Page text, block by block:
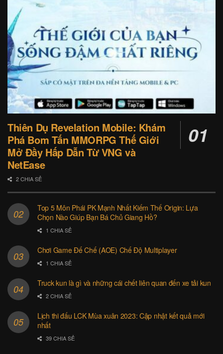
Thiên Dụ Revelation Mobile: Khám
Phá Bom Tấn MMORPG Thế Giới
Mở Đầy Hấp Dẫn Từ VNG và
NetEase
2 CHIA SẺ
Top 5 Môn Phái PK Mạnh Nhất Kiếm Thế Origin: Lựa
Chọn Nào Giúp Bạn Bá Chủ Giang Hồ?
1 CHIA SẺ
Chơi Game Đế Chế (AOE) Chế Độ Multiplayer
1 CHIA SẺ
Truck kun là gì và những cái chết liên quan đến xe tải kun
2 CHIA SẺ
Lịch thi đấu LCK Mùa xuân 2023: Cập nhật kết quả mới
nhất
39 CHIA SẺ